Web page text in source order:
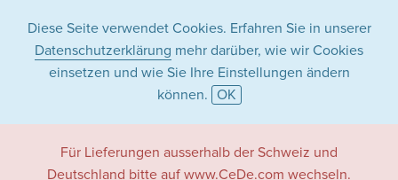
Diese Seite verwendet Cookies. Erfahren Sie in unserer
Datenschutzerklärung mehr darüber, wie wir Cookies
einsetzen und wie Sie Ihre Einstellungen ändern
können. OK
Für Lieferungen ausserhalb der Schweiz und
Deutschland bitte auf www.CeDe.com wechseln.